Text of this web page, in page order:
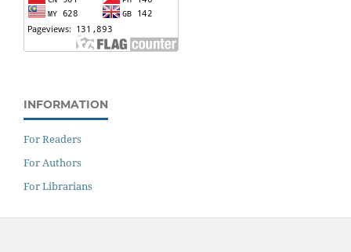
INFORMATION
For Readers
For Authors
For Librarians